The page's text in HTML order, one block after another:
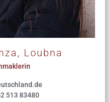
Loubna
513 83480